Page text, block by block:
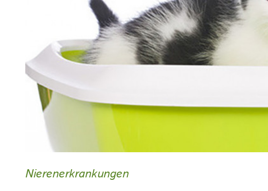
Nierenerkrankungen